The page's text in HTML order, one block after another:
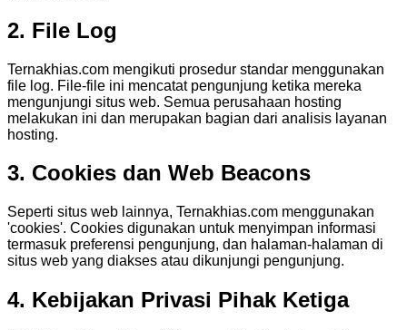
2. File Log
Ternakhias.com mengikuti prosedur standar menggunakan
file log. File-file ini mencatat pengunjung ketika mereka
mengunjungi situs web. Semua perusahaan hosting
melakukan ini dan merupakan bagian dari analisis layanan
hosting.
3. Cookies dan Web Beacons
Seperti situs web lainnya, Ternakhias.com menggunakan
'cookies'. Cookies digunakan untuk menyimpan informasi
termasuk preferensi pengunjung, dan halaman-halaman di
situs web yang diakses atau dikunjungi pengunjung.
4. Kebijakan Privasi Pihak Ketiga